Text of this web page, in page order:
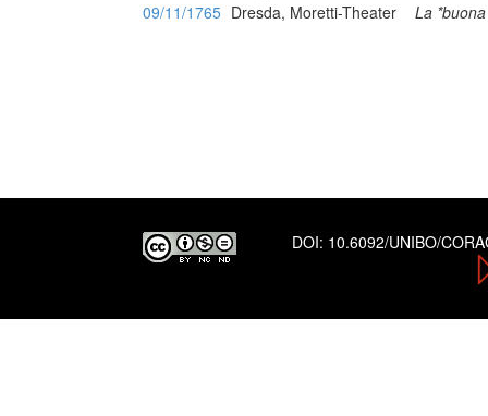
09/11/1765 Dresda, Moretti-Theater La
DOI: 10.6092/UNIBO/